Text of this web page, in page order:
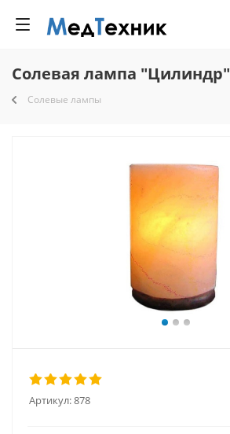
Солевая лампа "Цилиндр"
Солевые лампы
Артикул:878